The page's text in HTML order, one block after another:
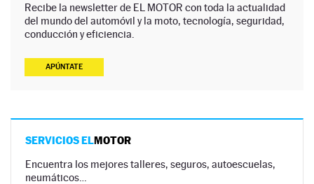
Recibe la newsletter de EL MOTOR con toda la actualidad
del mundo del automóvil y la moto, tecnología, seguridad,
conducción y eficiencia.
APÚNTATE
SERVICIOS ELMOTOR
Encuentra los mejores talleres, seguros, autoescuelas,
neumáticos…